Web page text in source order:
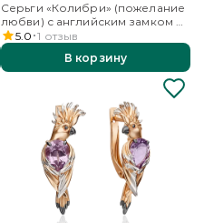
Серьги «Колибри» (пожелание
любви) с английским замком из
комбинированного золота с
топазом и эмалью
5.0 1 отзыв
В корзину